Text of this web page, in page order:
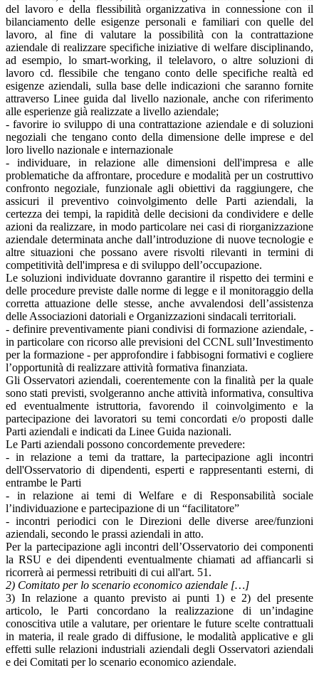
del lavoro e della flessibilità organizzativa in connessione con il
bilanciamento delle esigenze personali e familiari con quelle del
lavoro, al fine di valutare la possibilità con la contrattazione
aziendale di realizzare specifiche iniziative di welfare disciplinando,
ad esempio, lo smart-working, il telelavoro, o altre soluzioni di
lavoro cd. flessibile che tengano conto delle specifiche realtà ed
esigenze aziendali, sulla base delle indicazioni che saranno fornite
attraverso Linee guida dal livello nazionale, anche con riferimento
alle esperienze già realizzate a livello aziendale;
- favorire io sviluppo di una contrattazione aziendale e di soluzioni
negoziali che tengano conto della dimensione delle imprese e del
loro livello nazionale e internazionale
- individuare, in relazione alle dimensioni dell'impresa e alle
problematiche da affrontare, procedure e modalità per un costruttivo
confronto negoziale, funzionale agli obiettivi da raggiungere, che
assicuri il preventivo coinvolgimento delle Parti aziendali, la
certezza dei tempi, la rapidità delle decisioni da condividere e delle
azioni da realizzare, in modo particolare nei casi di riorganizzazione
aziendale determinata anche dall’introduzione di nuove tecnologie e
altre situazioni che possano avere risvolti rilevanti in termini di
competitività dell'impresa e di sviluppo dell’occupazione.
Le soluzioni individuate dovranno garantire il rispetto dei termini e
delle procedure previste dalle norme di legge e il monitoraggio della
corretta attuazione delle stesse, anche avvalendosi dell’assistenza
delle Associazioni datoriali e Organizzazioni sindacali territoriali.
- definire preventivamente piani condivisi di formazione aziendale, -
in particolare con ricorso alle previsioni del CCNL sull’Investimento
per la formazione - per approfondire i fabbisogni formativi e cogliere
l’opportunità di realizzare attività formativa finanziata.
Gli Osservatori aziendali, coerentemente con la finalità per la quale
sono stati previsti, svolgeranno anche attività informativa, consultiva
ed eventualmente istruttoria, favorendo il coinvolgimento e la
partecipazione dei lavoratori su temi concordati e/o proposti dalle
Parti aziendali e indicati da Linee Guida nazionali.
Le Parti aziendali possono concordemente prevedere:
- in relazione a temi da trattare, la partecipazione agli incontri
dell'Osservatorio di dipendenti, esperti e rappresentanti esterni, di
entrambe le Parti
- in relazione ai temi di Welfare e di Responsabilità sociale
l’individuazione e partecipazione di un “facilitatore”
- incontri periodici con le Direzioni delle diverse aree/funzioni
aziendali, secondo le prassi aziendali in atto.
Per la partecipazione agli incontri dell’Osservatorio dei componenti
la RSU e dei dipendenti eventualmente chiamati ad affiancarli si
ricorrerà ai permessi retribuiti di cui all'art. 51.
2) Comitato per lo scenario economico aziendale […]
3) In relazione a quanto previsto ai punti 1) e 2) del presente
articolo, le Parti concordano la realizzazione di un’indagine
conoscitiva utile a valutare, per orientare le future scelte contrattuali
in materia, il reale grado di diffusione, le modalità applicative e gli
effetti sulle relazioni industriali aziendali degli Osservatori aziendali
e dei Comitati per lo scenario economico aziendale.